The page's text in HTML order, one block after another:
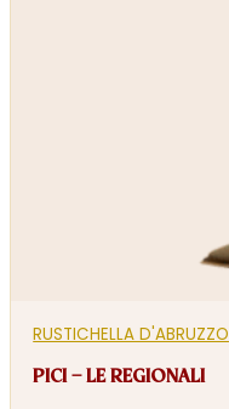
RUSTICHELLA D'ABRUZZO
PICI – LE REGIONALI